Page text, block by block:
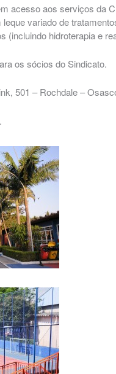
acesso aos serviços da
variado de
(incluindo hidroterapia e
os sócios do Sindicato.
501 – Rochdale –